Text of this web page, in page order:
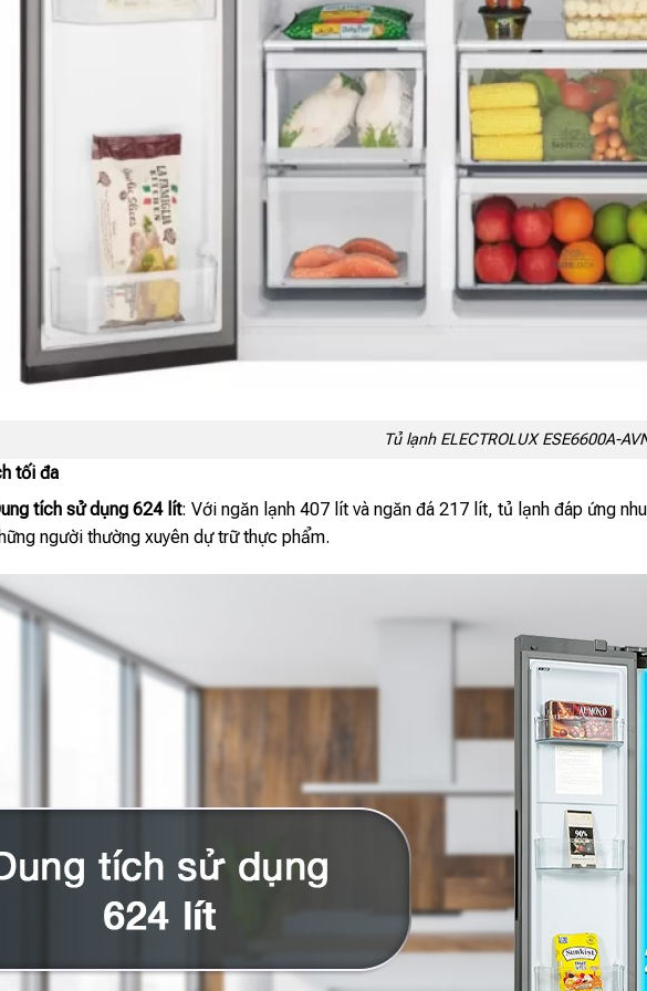
Tủ lạnh ELECTROLUX ESE6600A-
tối đa
tích sử dụng 624 lít: Với ngăn lạnh 407 lít và ngăn đá 217 lít, tủ lạnh đáp ứng
người thường xuyên dự trữ thực phẩm.